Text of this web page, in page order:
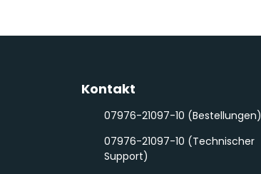
Kontakt
07976-21097-10 (Bestellungen)
07976-21097-10 (Technischer
Support)